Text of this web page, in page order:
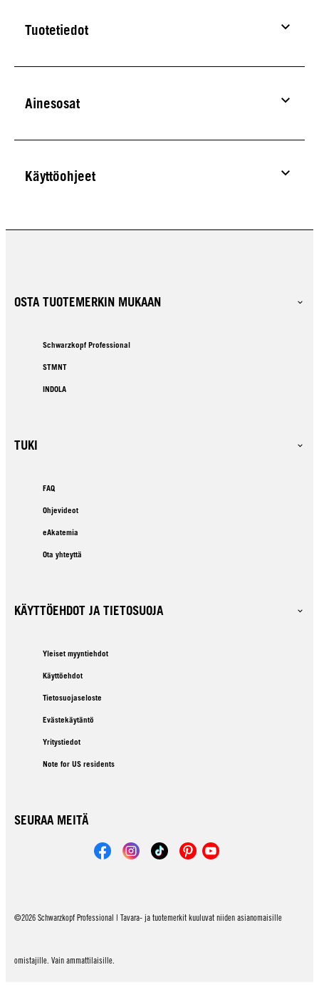
Tuotetiedot
Ainesosat
Käyttöohjeet
OSTA TUOTEMERKIN MUKAAN
Schwarzkopf Professional
STMNT
INDOLA
TUKI
FAQ
Ohjevideot
eAkatemia
Ota yhteyttä
KÄYTTÖEHDOT JA TIETOSUOJA
Yleiset myyntiehdot
Käyttöehdot
Tietosuojaseloste
Evästekäytäntö
Yritystiedot
Note for US residents
SEURAA MEITÄ
©2026 Schwarzkopf Professional | Tavara- ja tuotemerkit kuuluvat niiden asianomaisille
omistajille. Vain ammattilaisille.